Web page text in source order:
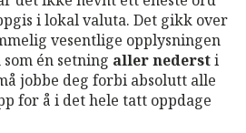
i lokal valuta. Det gikk over
vesentlige opplysningen
én setning aller nedersti
jobbe deg forbi absolutt alle
for å i det hele tatt oppdage